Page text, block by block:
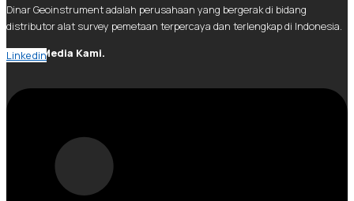
Dinar Geoinstrument adalah perusahaan yang bergerak di bidang
distributor alat survey pemetaan terpercaya dan terlengkap di Indonesia.
Social Media Kami.
Linkedin